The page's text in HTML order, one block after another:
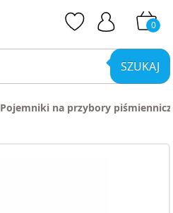
0
SZUKAJ
Pojemniki na przybory